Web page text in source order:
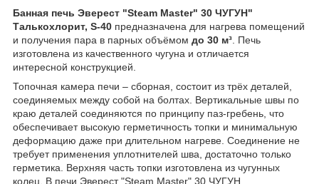
Банная печь Эверест "Steam Master" 30 ЧУГУН"
Талькохлорит, S-40 предназначена для нагрева помещений
и получения пара в парных объёмом до 30 м³ . Печь
изготовлена из качественного чугуна и отличается
интересной конструкцией.
Топочная камера печи – сборная, состоит из трёх деталей,
соединяемых между собой на болтах. Вертикальные швы по
краю деталей соединяются по принципу паз-гребень, что
обеспечивает высокую герметичность топки и минимальную
деформацию даже при длительном нагреве. Соединение не
требует применения уплотнителей шва, достаточно только
герметика. Верхняя часть топки изготовлена из чугунных
колец. В печи Эверест "Steam Master" 30 ЧУГУН